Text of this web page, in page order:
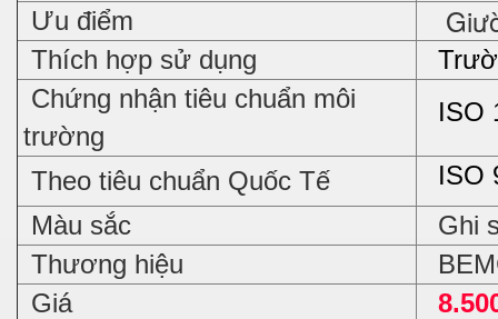
Ưu điểm
Thích hợp sử dụng
Chứng nhận tiêu chuẩn môi
trường
ISO
Theo tiêu chuẩn Quốc Tế
ISO
Màu sắc
Ghi
Thương hiệu
Giá